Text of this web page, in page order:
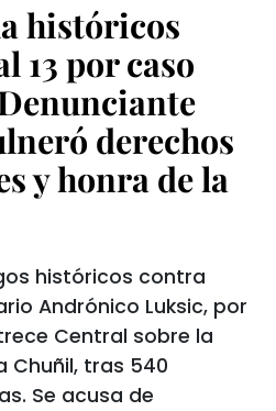
históricos
13 por caso
derechos
y honra de la
históricos contra
Andrónico Luksic, por
Central sobre la
Chuñil, tras 540
Se acusa de